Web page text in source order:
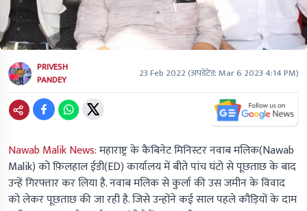
PRIVESH
PANDEY
23 Feb 2022(अपडेटेड:Mar 6 2023 4:14 PM)
Nawab Malik News:महाराष्ट्र के कैबिनेट मिनिस्टर नवाब मलिक(Nawab
Malik) को फ़िलहाल ईडी(ED) कार्यालय में बीते पांच घंटो से पूछताछ के बाद
उन्हें गिरफ्तार कर लिया है. नवाब मलिक से कुर्ला की उस जमीन के विवाद
को लेकर पूछताछ की जा रही है. जिसे उन्होंने कई साल पहले कौड़ियों के दाम